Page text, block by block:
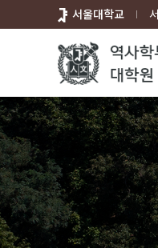
로
뉴
서울대학교